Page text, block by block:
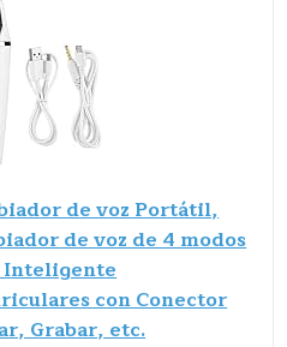
de voz Portátil,
de voz de 4 modos
Inteligente
con Conector
Grabar, etc.